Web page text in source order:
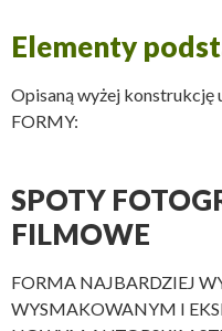
Elementy
Opisaną wyżej konstrukcję
FORMY:
SPOTY
FILMOWE
FORMA NAJBARDZIEJ
WYSMAKOWANYM I